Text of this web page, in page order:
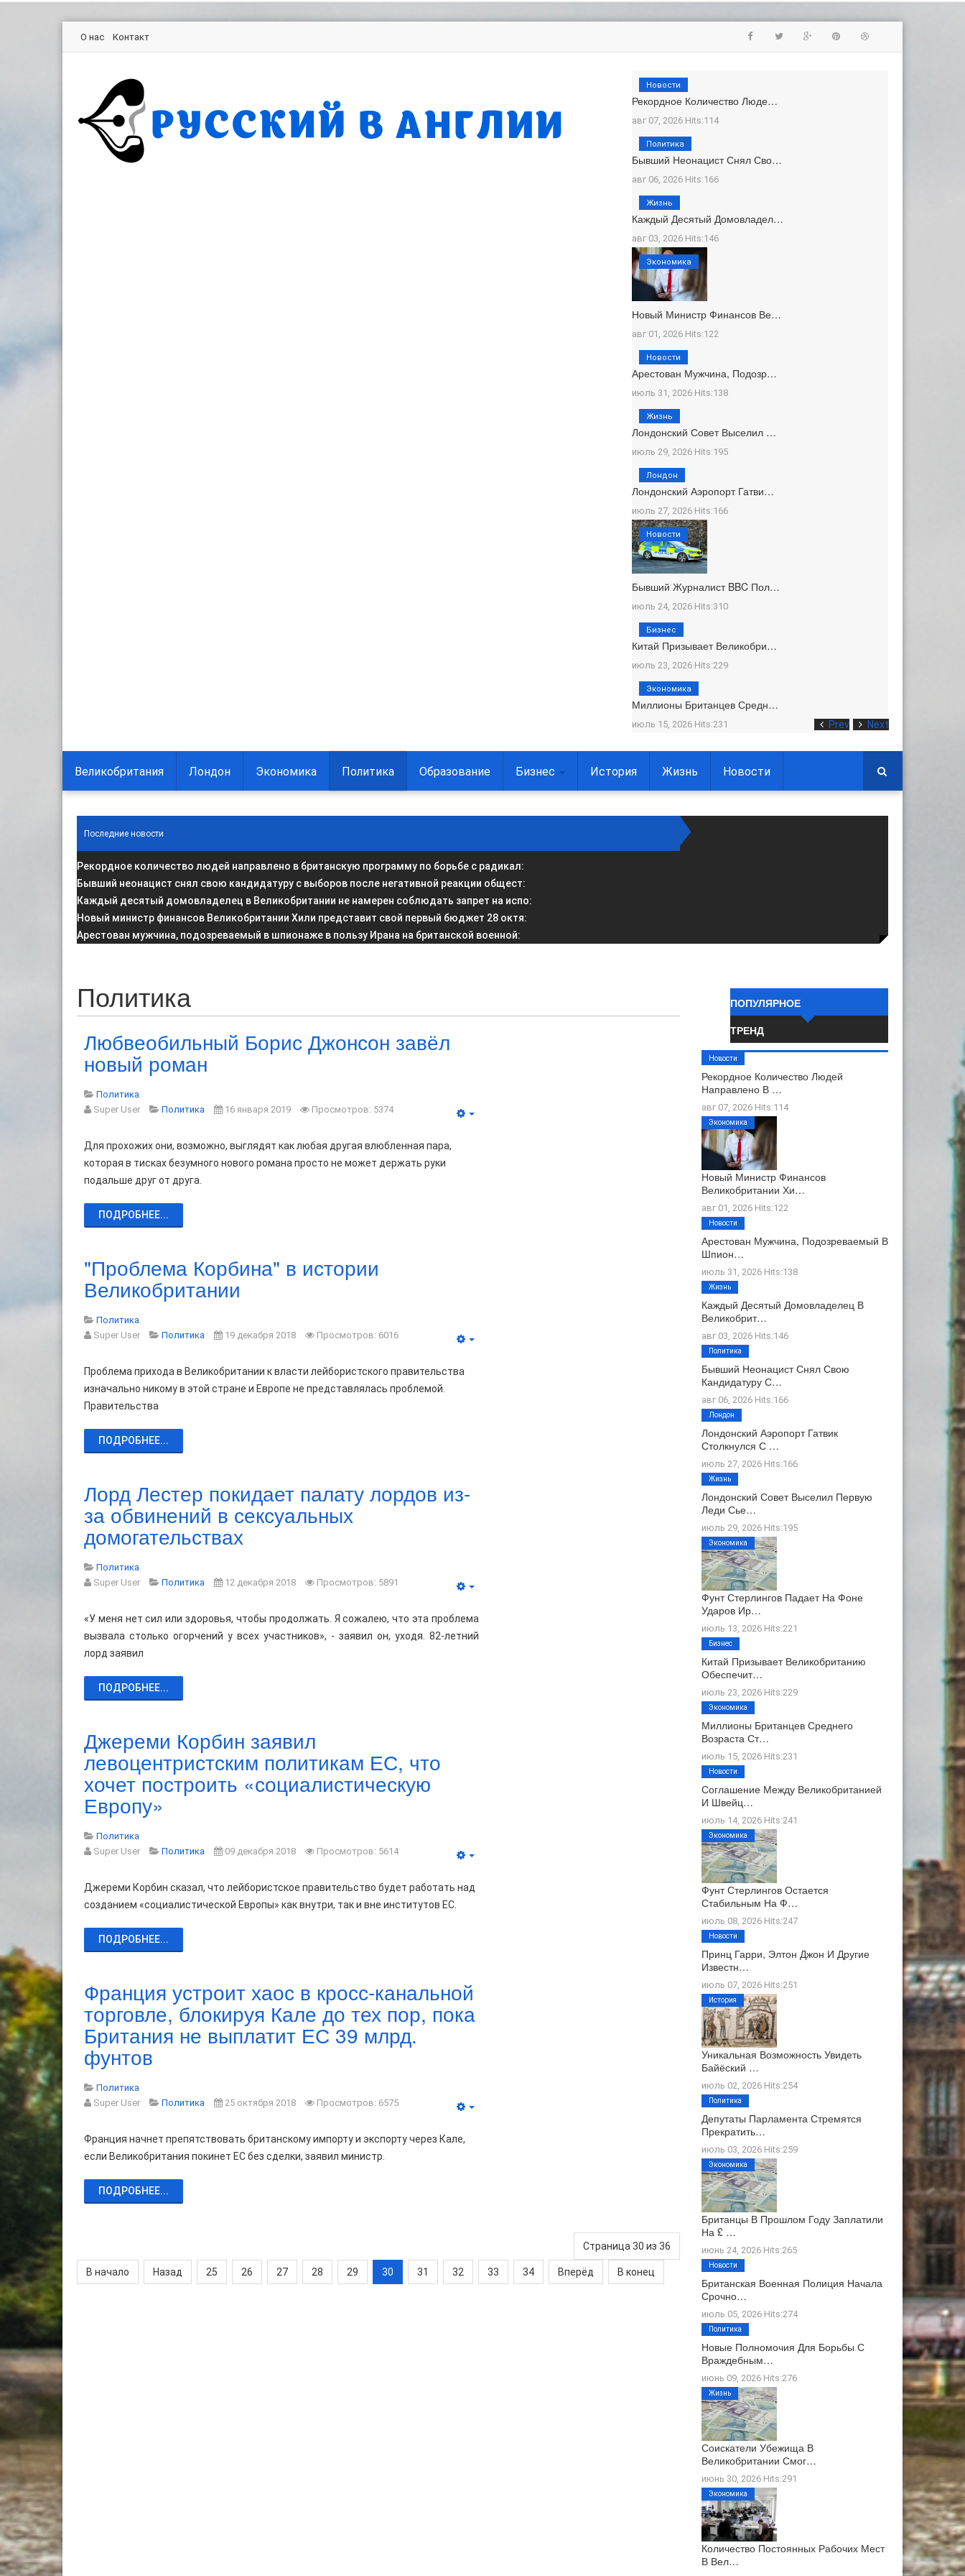
О нас Контакт
Prev Next
Рекордное Количество Люде…
авг 07, 2026 Hits:114
Новости
Бывший Неонацист Снял Сво…
авг 06, 2026 Hits:166
Политика
Каждый Десятый Домовладел…
авг 03, 2026 Hits:146
Жизнь
Новый Министр Финансов Ве…
авг 01, 2026 Hits:122
Экономика
Арестован Мужчина, Подозр…
июль 31, 2026 Hits:138
Новости
Лондонский Совет Выселил …
июль 29, 2026 Hits:195
Жизнь
Лондонский Аэропорт Гатви…
июль 27, 2026 Hits:166
Лондон
Бывший Журналист BBC Пол…
июль 24, 2026 Hits:310
Новости
Китай Призывает Великобри…
июль 23, 2026 Hits:229
Бизнес
Миллионы Британцев Средн…
июль 15, 2026 Hits:231
Экономика
Великобритания Лондон Экономика Политика Образование Бизнес История Жизнь Новости
Последние новости
Рекордное количество людей направлено в британскую программу по борьбе с радикал:
Бывший неонацист снял свою кандидатуру с выборов после негативной реакции общест:
Каждый десятый домовладелец в Великобритании не намерен соблюдать запрет на испо:
Новый министр финансов Великобритании Хили представит свой первый бюджет 28 октя:
Арестован мужчина, подозреваемый в шпионаже в пользу Ирана на британской военной:
Политика
Любвеобильный Борис Джонсон завёл
новый роман
Политика
Super User
Политика 16 января 2019 Просмотров: 5374
Для прохожих они, возможно, выглядят как любая другая влюбленная пара,
которая в тисках безумного нового романа просто не может держать руки
подальше друг от друга.
ПОДРОБНЕЕ...
"Проблема Корбина" в истории
Великобритании
Политика
Super User
Политика 19 декабря 2018 Просмотров: 6016
Проблема прихода в Великобритании к власти лейбористского правительства
изначально никому в этой стране и Европе не представлялась проблемой.
Правительства
ПОДРОБНЕЕ...
Лорд Лестер покидает палату лордов из-
за обвинений в сексуальных
домогательствах
Политика
Super User
Политика 12 декабря 2018 Просмотров: 5891
«У меня нет сил или здоровья, чтобы продолжать. Я сожалею, что эта проблема
вызвала столько огорчений у всех участников», - заявил он, уходя. 82-летний
лорд заявил
ПОДРОБНЕЕ...
Джереми Корбин заявил
левоцентристским политикам ЕС, что
хочет построить «социалистическую
Европу»
Политика
Super User
Политика 09 декабря 2018 Просмотров: 5614
Джереми Корбин сказал, что лейбористское правительство будет работать над
созданием «социалистической Европы» как внутри, так и вне институтов ЕС.
ПОДРОБНЕЕ...
Франция устроит хаос в кросс-канальной
торговле, блокируя Кале до тех пор, пока
Британия не выплатит ЕС 39 млрд.
фунтов
Политика
Super User
Политика 25 октября 2018 Просмотров: 6575
Франция начнет препятствовать британскому импорту и экспорту через Кале,
если Великобритания покинет ЕС без сделки, заявил министр.
ПОДРОБНЕЕ...
Страница 30 из 36
В начало Назад 25 26 27 28 29 30 31 32 33 34 Вперёд В конец
ПОПУЛЯРНОЕ
ТРЕНД
Рекордное Количество Людей
Направлено В …
авг 07, 2026 Hits:114
Новости
Новый Министр Финансов
Великобритании Хи…
авг 01, 2026 Hits:122
Экономика
Арестован Мужчина, Подозреваемый В
Шпион…
июль 31, 2026 Hits:138
Новости
Каждый Десятый Домовладелец В
Великобрит…
авг 03, 2026 Hits:146
Жизнь
Бывший Неонацист Снял Свою
Кандидатуру С…
авг 06, 2026 Hits:166
Политика
Лондонский Аэропорт Гатвик
Столкнулся С …
июль 27, 2026 Hits:166
Лондон
Лондонский Совет Выселил Первую
Леди Сье…
июль 29, 2026 Hits:195
Жизнь
Фунт Стерлингов Падает На Фоне
Ударов Ир…
июль 13, 2026 Hits:221
Экономика
Китай Призывает Великобританию
Обеспечит…
июль 23, 2026 Hits:229
Бизнес
Миллионы Британцев Среднего
Возраста Ст…
июль 15, 2026 Hits:231
Экономика
Соглашение Между Великобританией
И Швейц…
июль 14, 2026 Hits:241
Новости
Фунт Стерлингов Остается
Стабильным На Ф…
июль 08, 2026 Hits:247
Экономика
Принц Гарри, Элтон Джон И Другие
Известн…
июль 07, 2026 Hits:251
Новости
Уникальная Возможность Увидеть
Байёский …
июль 02, 2026 Hits:254
История
Депутаты Парламента Стремятся
Прекратить…
июль 03, 2026 Hits:259
Политика
Британцы В Прошлом Году Заплатили
На £ …
июнь 24, 2026 Hits:265
Экономика
Британская Военная Полиция Начала
Срочно…
июль 05, 2026 Hits:274
Новости
Новые Полномочия Для Борьбы С
Враждебным…
июнь 09, 2026 Hits:276
Политика
Соискатели Убежища В
Великобритании Смог…
июнь 30, 2026 Hits:291
Жизнь
Количество Постоянных Рабочих Мест
В Вел…
Экономика